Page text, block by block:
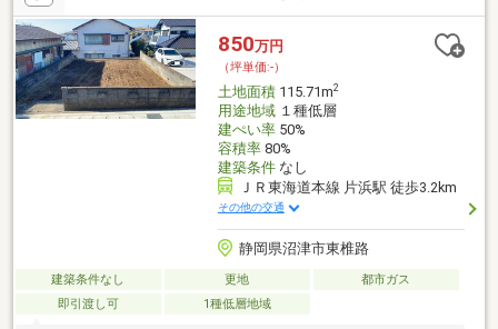
850万円
（坪単価:-）
土地面積115.71m2
用途地域１種低層
建ぺい率50%
容積率80%
建築条件なし
ＪＲ東海道本線 片浜駅 徒歩3.2km
その他の交通
静岡県沼津市東椎路
建築条件なし 更地
都市ガス
即引渡し可
1種低層地域